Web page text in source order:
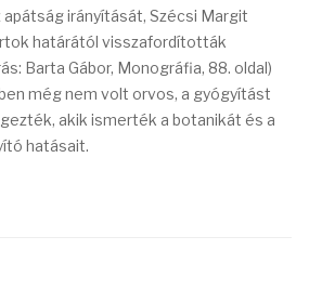
apátság irányítását, Szécsi Margit
határától visszafordították
Barta Gábor, Monográfia, 88. oldal)
még nem volt orvos, a gyógyítást
akik ismerték a botanikát és a
hatásait.